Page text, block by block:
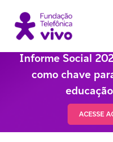
Informe Social
como chave
ACESSE